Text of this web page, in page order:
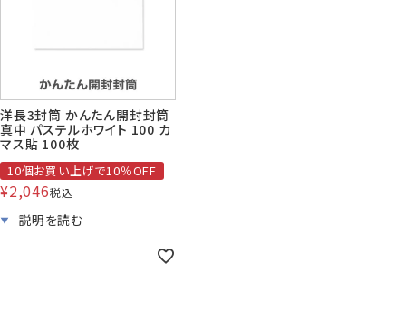
洋長3封筒 かんたん開封封筒
真中 パステルホワイト 100 カ
マス貼 100枚
10個お買い上げで10％OFF
¥2,046税込